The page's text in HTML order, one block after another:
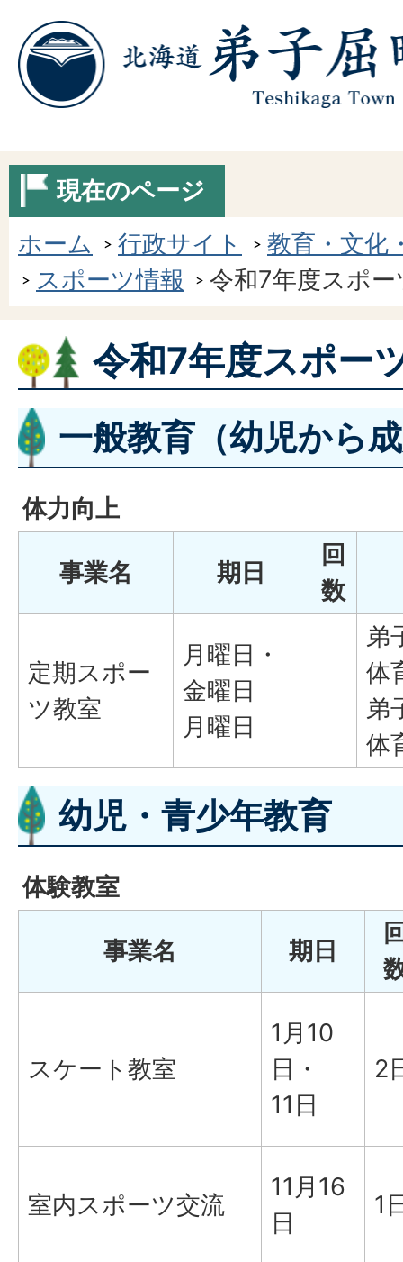
現在のページ
ホーム
行政サイト
教育・文化
スポーツ情報
令和7年度スポ
令和7年度スポー
一般教育（幼児から
体力向上
事業名 期日
回
数
定期スポー
ツ教室
月曜日・
金曜日
月曜日
弟
体
弟
体
幼児・青少年教育
体験教室
事業名 期日
スケート教室
1月10
日・
11日
2
室内スポーツ交流
11月16
日
1